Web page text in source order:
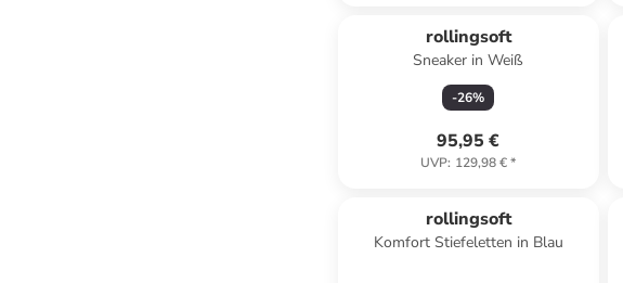
rollingsoft
Sneaker in Weiß
-26%
95,95 €
UVP: 129,98 €*
rollingsoft
Komfort Stiefeletten in Blau